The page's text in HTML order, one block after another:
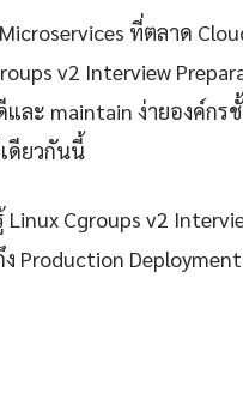
ที่ตลาด
v2 Interview
ละ maintain ง่ายองค์กร
ดียวกันนี้
Cgroups v2
ง Production